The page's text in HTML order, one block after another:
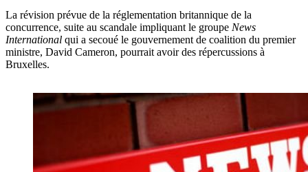
La révision prévue de la réglementation britannique de la
concurrence, suite au scandale impliquant le groupe News
International qui a secoué le gouvernement de coalition du premier
ministre, David Cameron, pourrait avoir des répercussions à
Bruxelles.